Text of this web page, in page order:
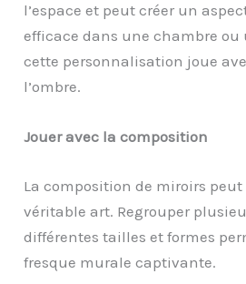
l’espace et peut créer un
efficace dans une chambre ou
cette personnalisation joue
l’ombre.
Jouer avec la composition
La composition de miroirs
véritable art. Regrouper
différentes tailles et formes
fresque murale captivante.